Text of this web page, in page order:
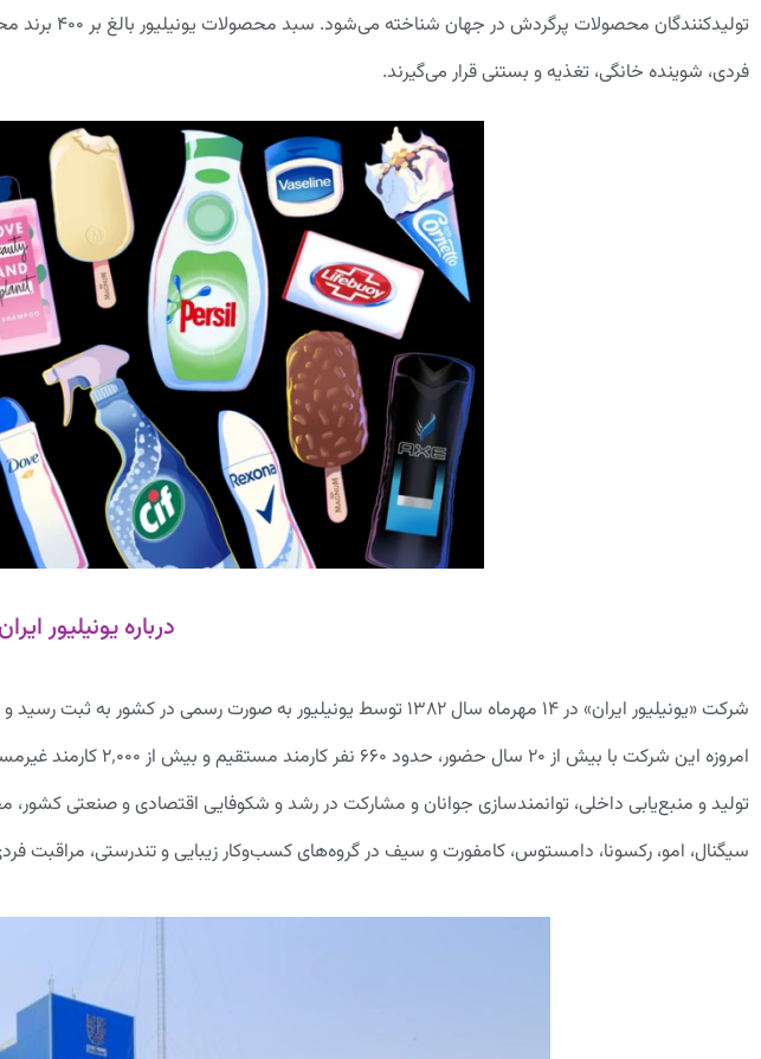
فردی، شوینده خانگی، تغذیه و بستنی قرار می‌گیرند.
درباره یونیلیور ایران
امروزه این شرکت با بیش
تولید و منبع‌یابی داخلی، توانمندسازی جوانان و مشارکت در رشد و شکوفایی اقتصادی و صنعتی
سیگنال، امو، رکسونا، دامستوس، کامفورت و سیف در گروه‌های کسب‌وکار زیبایی و تندرستی، مراقبت